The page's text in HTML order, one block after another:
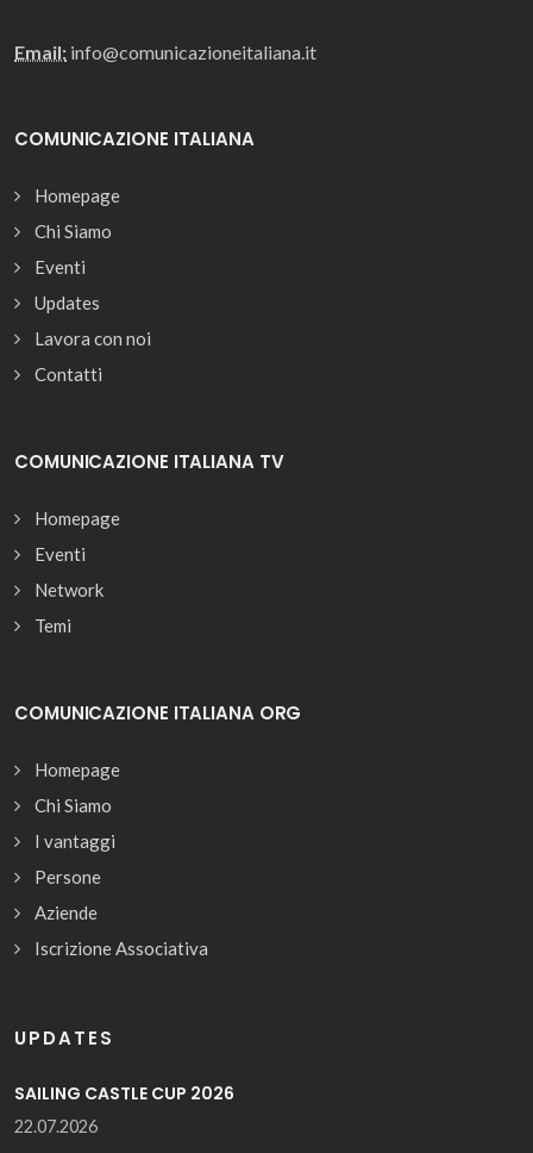
Email: info@comunicazioneitaliana.it
COMUNICAZIONE ITALIANA
Homepage
Chi Siamo
Eventi
Updates
Lavora con noi
Contatti
COMUNICAZIONE ITALIANA TV
Homepage
Eventi
Network
Temi
COMUNICAZIONE ITALIANA ORG
Homepage
Chi Siamo
I vantaggi
Persone
Aziende
Iscrizione Associativa
UPDATES
SAILING CASTLE CUP 2026
22.07.2026